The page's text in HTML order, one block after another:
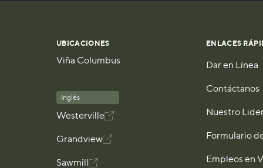
UBICACIONES
Viña Columbus
Inglés
Westerville
Grandview
Sawmill 
ENLACES
Dar en Línea
Contáctanos
Nuestro
Formulario
Empleos en